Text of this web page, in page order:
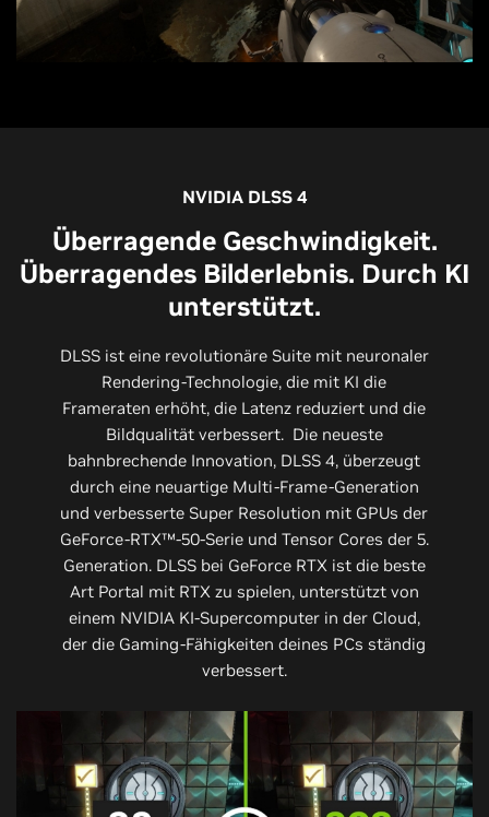
NVIDIA DLSS 4
Überragende Geschwindigkeit.
Überragendes Bilderlebnis. Durch KI
unterstützt.
DLSS ist eine revolutionäre Suite mit neuronaler
Rendering-Technologie, die mit KI die
Frameraten erhöht, die Latenz reduziert und die
Bildqualität verbessert. ‌ Die neueste
bahnbrechende Innovation, DLSS 4, überzeugt
durch eine neuartige Multi-Frame-Generation
und verbesserte Super Resolution mit GPUs der
GeForce-RTX™-50-Serie und Tensor Cores der 5.
Generation. DLSS bei GeForce RTX ist die beste
Art Portal mit RTX zu spielen, unterstützt von
einem NVIDIA KI-Supercomputer in der Cloud,
der die Gaming-Fähigkeiten deines PCs ständig
verbessert.